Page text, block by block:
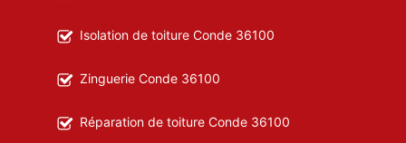
Isolation de toiture Conde 36100
Zinguerie Conde 36100
Réparation de toiture Conde 36100